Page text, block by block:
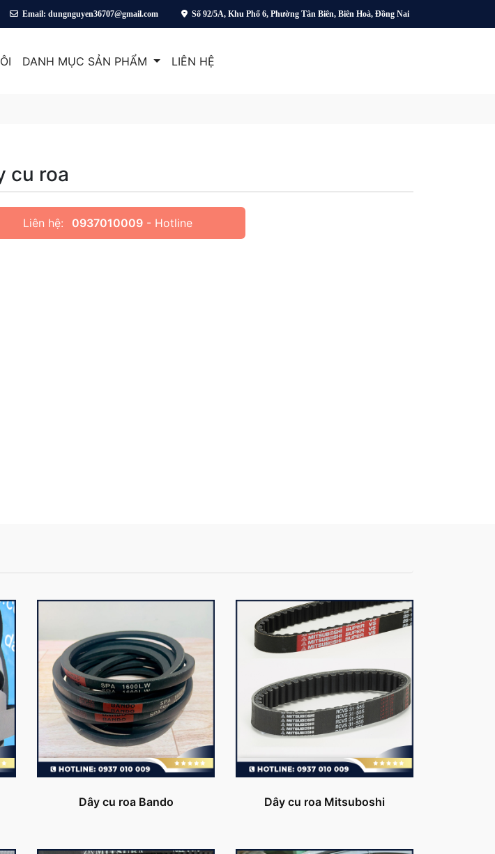
Email: dungnguyen36707@gmail.com Số 92/5A, Khu Phố 6, Phường Tân Biên, Biên Hoà, Đồng Nai
DANH MỤC SẢN PHẨM LIÊN HỆ
cu roa
Liên hệ: 0937010009 - Hotline
Dây cu roa Bando Dây cu roa Mitsuboshi